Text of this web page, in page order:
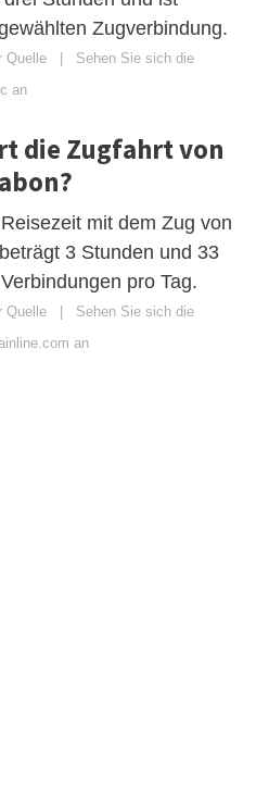
Zugverbindung.
Quelle
Sehen Sie sich die
an
die Zugfahrt von
mit dem Zug von
3 Stunden und 33
pro Tag.
Quelle
Sehen Sie sich die
an